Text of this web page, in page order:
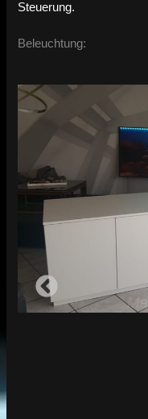
Steuerung.
Beleuchtung: